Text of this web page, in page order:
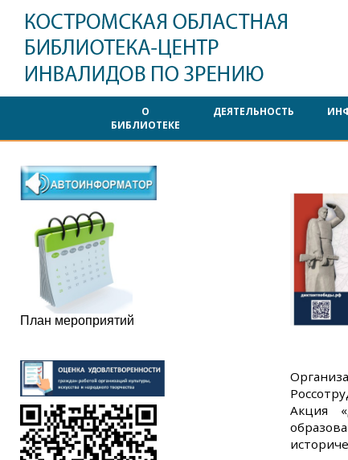
О
БИБЛИОТЕКЕ
ДЕЯТЕЛЬНОСТЬ
План мероприятий
Акция